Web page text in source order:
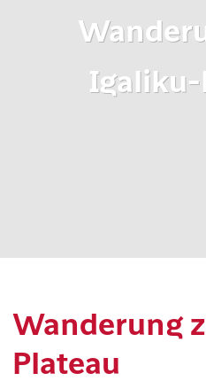
Igaliku-
Wanderung
Plateau